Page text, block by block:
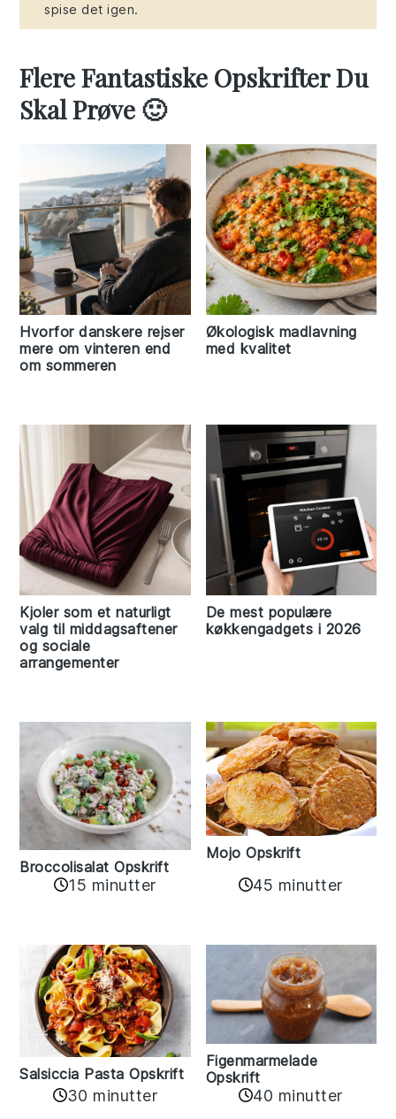
spise det igen.
Flere Fantastiske Opskrifter Du
Skal Prøve 🙂
Hvorfor danskere rejser
mere om vinteren end
om sommeren
Økologisk madlavning
med kvalitet
Kjoler som et naturligt
valg til middagsaftener
og sociale
arrangementer
De mest populære
køkkengadgets i 2026
Broccolisalat Opskrift
15 minutter
Mojo Opskrift
45 minutter
Salsiccia Pasta Opskrift
30 minutter
Figenmarmelade
Opskrift
40 minutter